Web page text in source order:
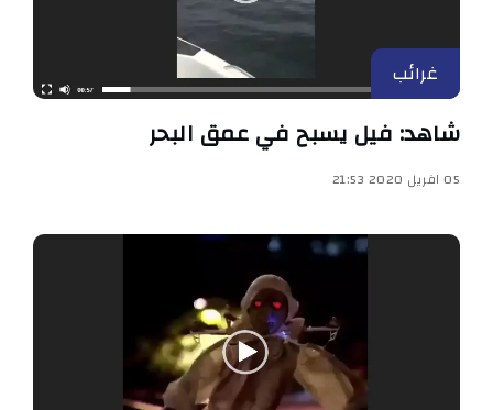
غرائب
شاهد: فيل يسبح في عمق البحر
05 افريل 2020 21:53